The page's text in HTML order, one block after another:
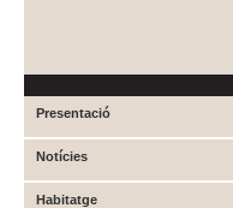
Presentació
Notícies
Habitatge